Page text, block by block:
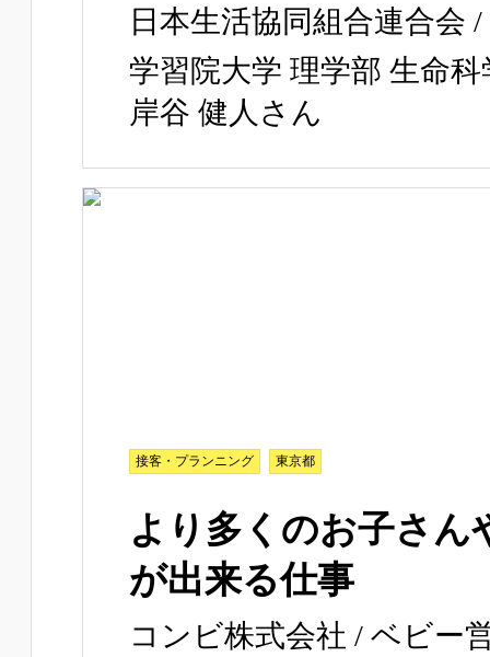
日本生活協同組合連合会
学習院大学 理学部 生命科
岸谷 健人さん
接客・プランニング 東京都
より多くのお子さん
が出来る仕事
コンビ株式会社 / ベビー